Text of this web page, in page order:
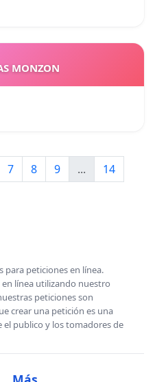
MONZON
7 8 9 ...
14
peticiones en línea.
línea utilizando nuestro
peticiones son
crear una petición es una
el publico y los tomadores de